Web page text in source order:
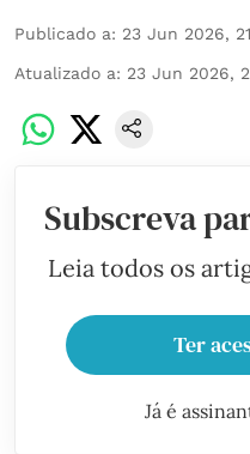
Publicado a: 23 Jun 2026,
Atualizado a: 23 Jun 2026,
Subscreva
Leia todos os
Ter
Já é